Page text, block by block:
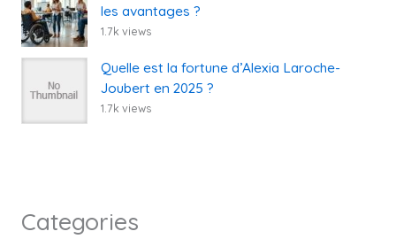
les avantages ?
1.7k views
Quelle est la fortune d’Alexia Laroche-
Joubert en 2025 ?
1.7k views
Categories